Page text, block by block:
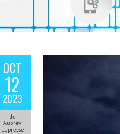
OCT
12
2023
de
Aubrey
Lapresse